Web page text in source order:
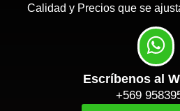
Calidad y Precios que se
Escríbenos al
+569